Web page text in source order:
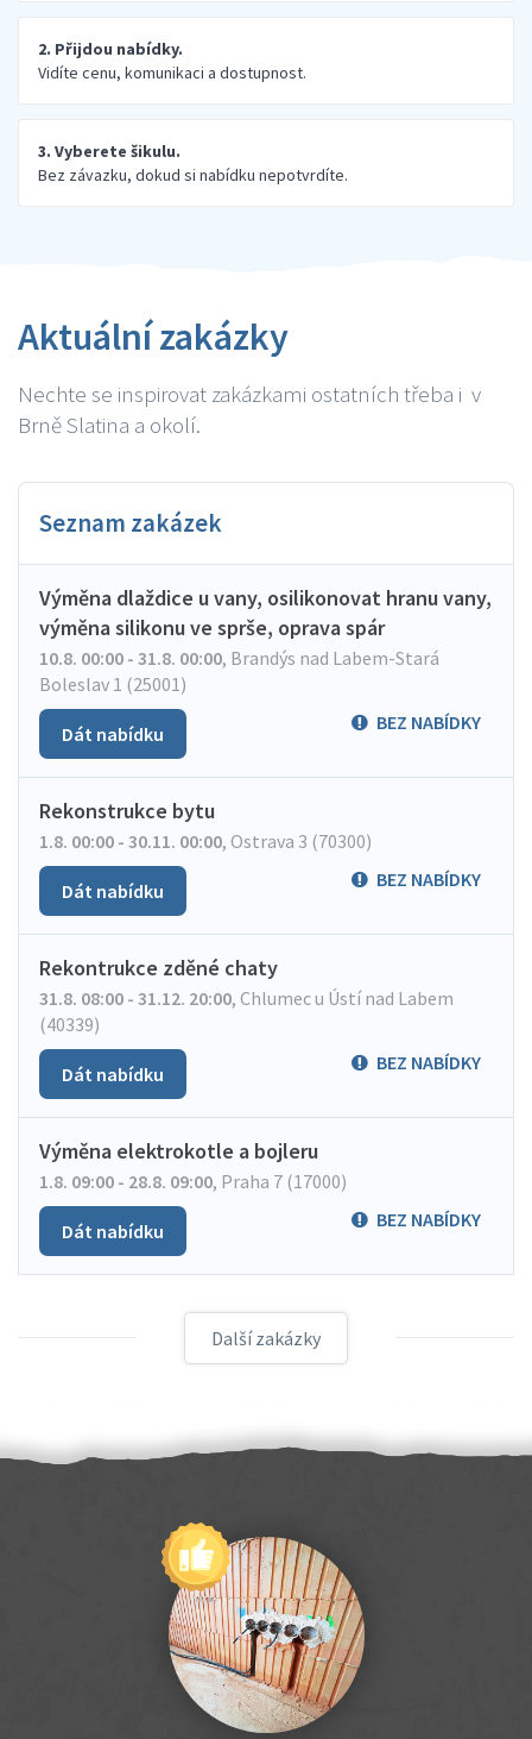
2. Přijdou nabídky.
Vidíte cenu, komunikaci a dostupnost.
3. Vyberete šikulu.
Bez závazku, dokud si nabídku nepotvrdíte.
Aktuální zakázky
Nechte se inspirovat zakázkami ostatních třeba i v
Brně Slatina a okolí.
Seznam zakázek
Výměna dlaždice u vany, osilikonovat hranu vany,
výměna silikonu ve sprše, oprava spár
10.8. 00:00 - 31.8. 00:00, Brandýs nad Labem-Stará
Boleslav 1 (25001)
BEZ NABÍDKY
Dát nabídku
Rekonstrukce bytu
1.8. 00:00 - 30.11. 00:00, Ostrava 3 (70300)
BEZ NABÍDKY
Dát nabídku
Rekontrukce zděné chaty
31.8. 08:00 - 31.12. 20:00, Chlumec u Ústí nad Labem
(40339)
BEZ NABÍDKY
Dát nabídku
Výměna elektrokotle a bojleru
1.8. 09:00 - 28.8. 09:00, Praha 7 (17000)
BEZ NABÍDKY
Dát nabídku
Další zakázky